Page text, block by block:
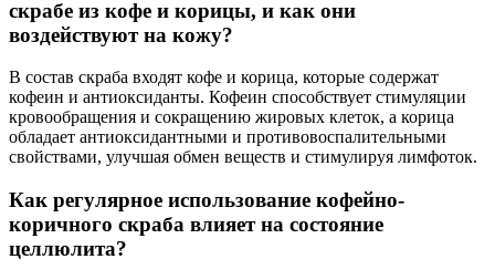
скрабе из кофе и корицы, и как они
воздействуют на кожу?
В состав скраба входят кофе и корица, которые содержат
кофеин и антиоксиданты. Кофеин способствует стимуляции
кровообращения и сокращению жировых клеток, а корица
обладает антиоксидантными и противовоспалительными
свойствами, улучшая обмен веществ и стимулируя лимфоток.
Как регулярное использование кофейно-
коричного скраба влияет на состояние
целлюлита?